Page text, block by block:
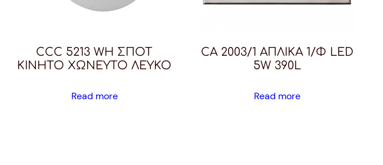
CCC 5213 WH ΣΠΟΤ
ΚΙΝΗΤΟ ΧΩΝΕΥΤΟ ΛΕΥΚΟ
Read more
CA 2003/1 ΑΠΛΙΚΑ 1/Φ LED
5W 390L
Read more